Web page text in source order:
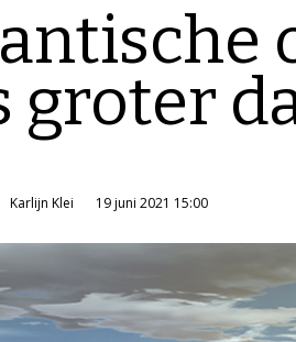
groter
Karlijn Klei 19 juni 2021 15:00